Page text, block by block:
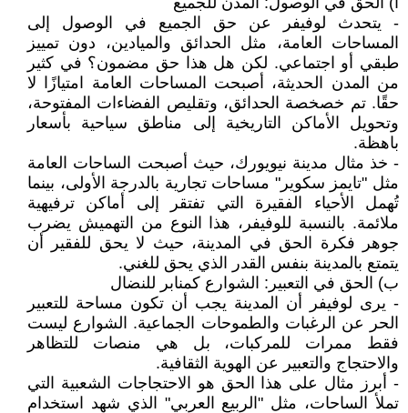
- يتحدث لوفيفر عن حق الجميع في الوصول إلى
المساحات العامة، مثل الحدائق والميادين، دون تمييز
طبقي أو اجتماعي. لكن هل هذا حق مضمون؟ في كثير
من المدن الحديثة، أصبحت المساحات العامة امتيازًا لا
حقًا. تم خصخصة الحدائق، وتقليص الفضاءات المفتوحة،
وتحويل الأماكن التاريخية إلى مناطق سياحية بأسعار
باهظة.
- خذ مثال مدينة نيويورك، حيث أصبحت الساحات العامة
مثل "تايمز سكوير" مساحات تجارية بالدرجة الأولى، بينما
تُهمل الأحياء الفقيرة التي تفتقر إلى أماكن ترفيهية
ملائمة. بالنسبة للوفيفر، هذا النوع من التهميش يضرب
جوهر فكرة الحق في المدينة، حيث لا يحق للفقير أن
يتمتع بالمدينة بنفس القدر الذي يحق للغني.
‌ب) الحق في التعبير: الشوارع كمنابر للنضال
- يرى لوفيفر أن المدينة يجب أن تكون مساحة للتعبير
الحر عن الرغبات والطموحات الجماعية. الشوارع ليست
فقط ممرات للمركبات، بل هي منصات للتظاهر
والاحتجاج والتعبير عن الهوية الثقافية.
- أبرز مثال على هذا الحق هو الاحتجاجات الشعبية التي
تملأ الساحات، مثل "الربيع العربي" الذي شهد استخدام